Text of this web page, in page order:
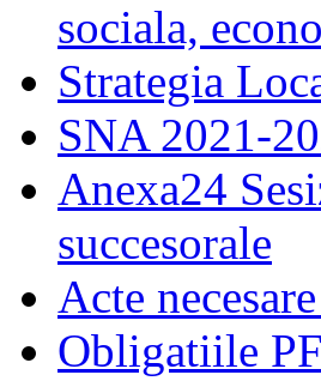
sociala,
Strategia
SNA 2021-
Anexa24
succesorale
Acte
Obligatiile